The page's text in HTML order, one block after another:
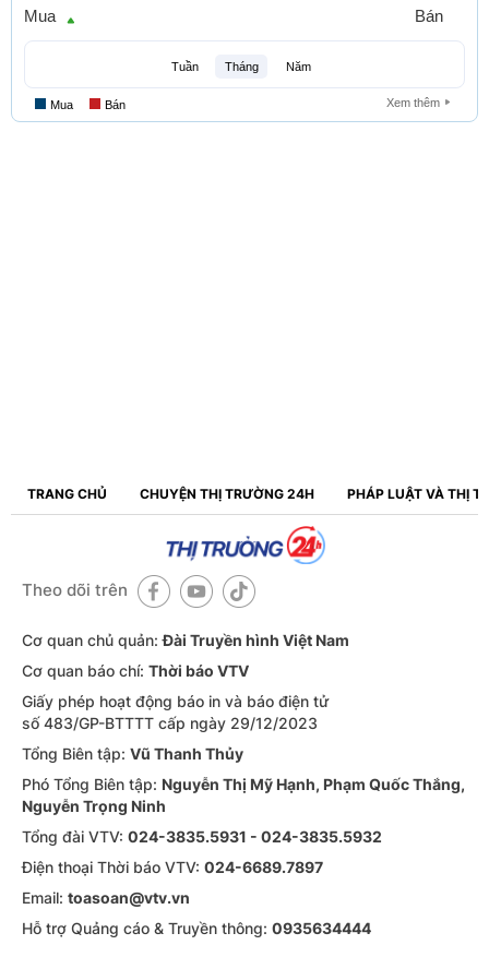
TRANG CHỦ CHUYỆN THỊ TRƯỜNG 24H PHÁP LUẬT VÀ THỊ
Theo dõi trên
Cơ quan chủ quản:Đài Truyền hình Việt Nam
Cơ quan báo chí: Thời báo VTV
Giấy phép hoạt động báo in và báo điện tử
số 483/GP-BTTTT cấp ngày 29/12/2023
Tổng Biên tập: Vũ Thanh Thủy
Phó Tổng Biên tập: Nguyễn Thị Mỹ Hạnh, Phạm Quốc Thắng,
Nguyễn Trọng Ninh
Tổng đài VTV: 024-3835.5931 - 024-3835.5932
Ðiện thoại Thời báo VTV: 024-6689.7897
Email: toasoan@vtv.vn
Hỗ trợ Quảng cáo & Truyền thông: 0935634444